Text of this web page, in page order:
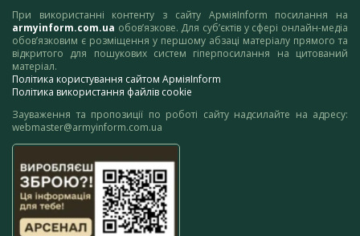
При використанні контенту з сайту АрміяInform посилання на
armyinform.com.ua обов’язкове. Для суб’єктів у сфері онлайн-медіа
обов’язковим є розміщення у першому абзаці матеріалу прямого та
відкритого для пошукових систем гіперпосилання на цитований
матеріал.
Політика користування сайтом АрміяInform
Політика використання файлів cookie
Зауваження та пропозиції по роботі сайту надсилайте на адресу:
webmaster@armyinform.com.ua